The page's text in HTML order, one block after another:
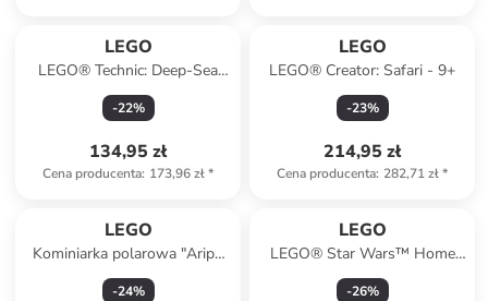
LEGO
LEGO® Technic: Deep-Sea
-22%
134,95 zł
Cena producenta: 173,96 zł*
LEGO
LEGO® Creator: Safari - 9+
-23%
214,95 zł
Cena producenta: 282,71 zł*
LEGO
Kominiarka polarowa "Aripo
704" w kolorze granatowym
-24%
LEGO
LEGO® Star Wars™ Home
One Starcruiser - 18+
-26%